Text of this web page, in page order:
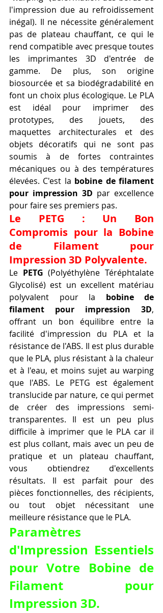
l'impression due au refroidissement
inégal). Il ne nécessite généralement
pas de plateau chauffant, ce qui le
rend compatible avec presque toutes
les imprimantes 3D d'entrée de
gamme. De plus, son origine
biosourcée et sa biodégradabilité en
font un choix plus écologique. Le PLA
est idéal pour imprimer des
prototypes, des jouets, des
maquettes architecturales et des
objets décoratifs qui ne sont pas
soumis à de fortes contraintes
mécaniques ou à des températures
élevées. C'est la bobine de filament
pour impression 3D par excellence
pour faire ses premiers pas.
Le PETG : Un Bon
Compromis pour la Bobine
de Filament pour
Impression 3D Polyvalente.
Le PETG (Polyéthylène Téréphtalate
Glycolisé) est un excellent matériau
polyvalent pour la bobine de
filament pour impression 3D,
offrant un bon équilibre entre la
facilité d'impression du PLA et la
résistance de l'ABS. Il est plus durable
que le PLA, plus résistant à la chaleur
et à l'eau, et moins sujet au warping
que l'ABS. Le PETG est également
translucide par nature, ce qui permet
de créer des impressions semi-
transparentes. Il est un peu plus
difficile à imprimer que le PLA car il
est plus collant, mais avec un peu de
pratique et un plateau chauffant,
vous obtiendrez d'excellents
résultats. Il est parfait pour des
pièces fonctionnelles, des récipients,
ou tout objet nécessitant une
meilleure résistance que le PLA.
Paramètres
d'Impression Essentiels
pour Votre Bobine de
Filament pour
Impression 3D.